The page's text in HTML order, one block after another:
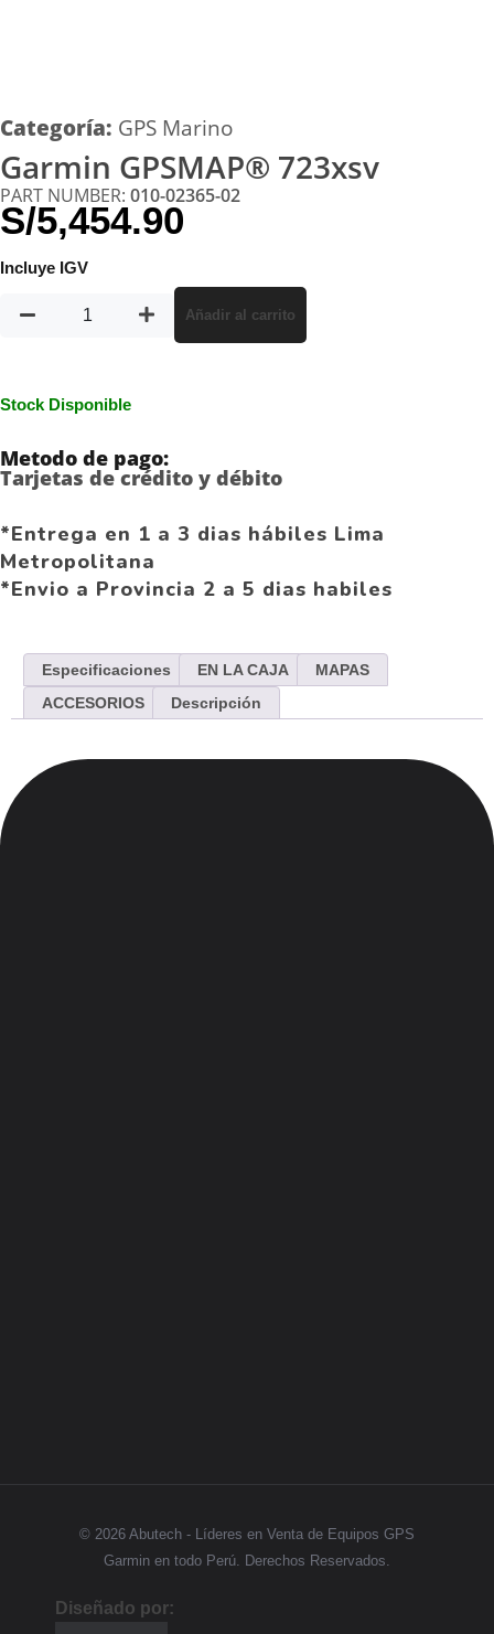
Categoría: GPS Marino
Garmin GPSMAP® 723xsv
PART NUMBER: 010-02365-02
S/5,454.90
Incluye IGV
Añadir al carrito
Stock Disponible
Metodo de pago:
Tarjetas de crédito y débito
*Entrega en 1 a 3 dias hábiles Lima
Metropolitana
*Envio a Provincia 2 a 5 dias habiles
Especificaciones EN LA CAJA
MAPAS
ACCESORIOS
Descripción
© 2026 Abutech - Líderes en Venta de Equipos GPS
Garmin en todo Perú. Derechos Reservados.
Diseñado por: